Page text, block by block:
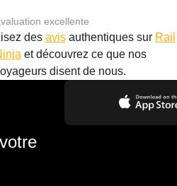
excellente
des avisauthentiques sur Rail
et découvrez ce que nos
disent de nous.